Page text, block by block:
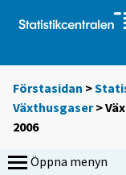
Förstasidan >
Växthusgaser>
2006
Öppna menyn